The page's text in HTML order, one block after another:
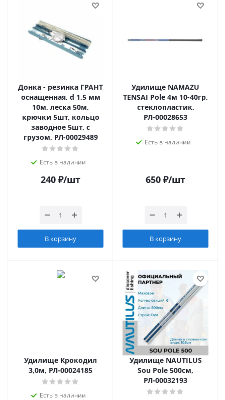
Донка - резинка ГРАНТ
оснащенная, d 1,5 мм
10м, леска 50м,
крючки 5шт, кольцо
заводное 5шт, с
грузом, РЛ-00029489
Есть в наличии
240 ₽/шт
В корзину
Удилище NAMAZU
TENSAI Pole 4м 10-40гр,
стеклопластик,
РЛ-00028653
Есть в наличии
650 ₽/шт
В корзину
Удилище Крокодил
3,0м, РЛ-00024185
Есть в наличии
Удилище NAUTILUS
Sou Pole 500см,
РЛ-00032193